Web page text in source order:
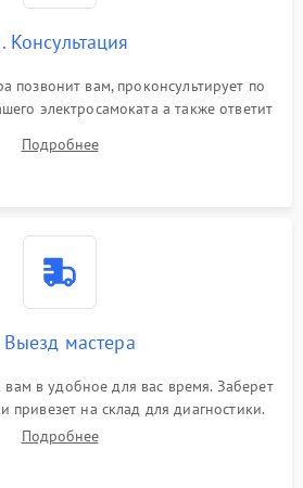
Консультация
позвонит вам, проконсультирует по
электросамоката а также ответит
Подробнее
Выезд мастера
в удобное для вас время. Заберет
привезет на склад для диагностики.
Подробнее